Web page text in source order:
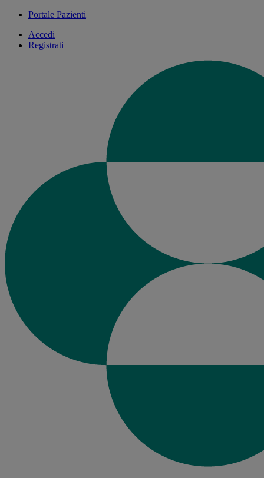
Portale Pazienti
Accedi
Registrati